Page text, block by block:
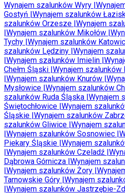
Wynajem szalunków Wyry
Gostyń Wynajem szalunków
szalunków Orzesze Wynajem
Wynajem szalunków Mikołów
Tychy Wynajem szalunków
szalunków Lędziny Wynajem
Wynajem szalunków Imielin
Chełm Śląski Wynajem szalunków
Wynajem szalunków Knurów
Mysłowice Wynajem szalunków
szalunków Ruda Śląska Wynajem
Świętochłowice Wynajem
Śląskie Wynajem szalunków
szalunków Gliwice Wynajem
Wynajem szalunków Sosnowiec
Piekary Śląskie Wynajem
Wynajem szalunków Czeladź
Dąbrowa Górnicza Wynajem
Wynajem szalunków Żory
Tarnowskie Góry Wynajem
Wynajem szalunków Jastrzębie-